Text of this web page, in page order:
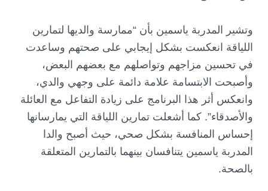
وتشير المدربة ياسمين بأن “ممارسة والديها لتمارين
اللياقة انعكست بشكل إيجابي على صحتهم وساعدت
في تحسين مزاجهم وتواصلهم مع بعضهم البعض،
وأصبحت الابتسامة علامة دائمة على وجهي والدي،
وانعكس أثر هذا البرنامج على زيادة التفاعل مع العائلة
والأصدقاء”. كما أشعلت تمارين اللياقة التي يمارسانها
إحساس المنافسة بشكل صحي، حيث أصبح والدا
المدربة ياسمين يتنافسان بينهما بالتمارين المتعلقة
بالصحة.